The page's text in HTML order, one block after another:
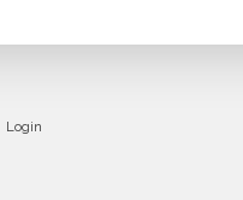
Login